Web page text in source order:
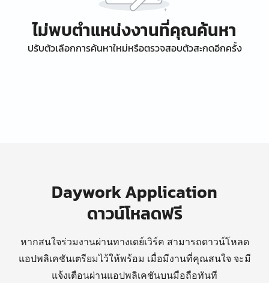
ไม่พบตำแหน่งงานที่คุณค้นหา
ปรับตัวเลือกการค้นหาใหม่หรือตรวจสอบตัวสะกดอีกครั้ง
Daywork Application
ดาวน์โหลดฟรี
หากสนใจร่วมงานผ่านทางเดย์เวิร์ค สามารถดาวน์โหลด
แอปพลิเคชันเตรียมไว้ให้พร้อม เมื่อมีงานที่คุณสนใจ จะมี
แจ้งเตือนผ่านแอปพลิเคชันบนมือถือทันที